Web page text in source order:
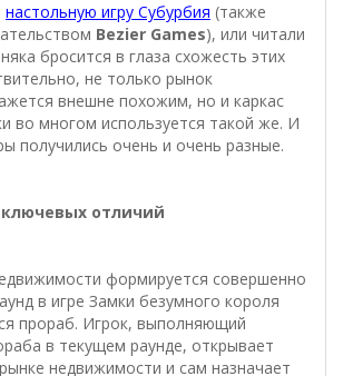
настольную игру Субурбия (также
Bezier Games), или читали
бросится в глаза схожесть этих
не только рынок
внешне похожим, но и каркас
во многом используется такой же. И
получились очень и очень разные.
отличий
формируется совершенно
в игре Замки безумного короля
прораб. Игрок, выполняющий
в текущем раунде, открывает
недвижимости и сам назначает